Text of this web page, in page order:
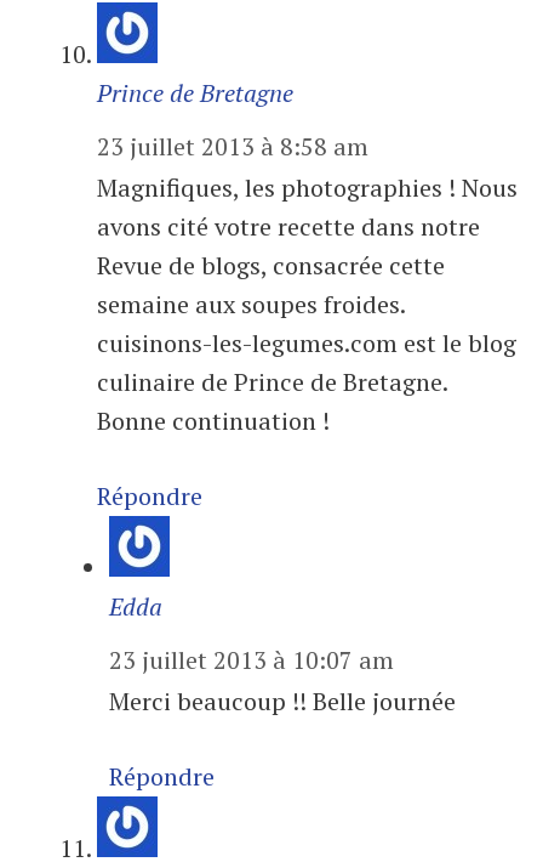
Prince de Bretagne
23 juillet 2013 à 8:58 am
Magnifiques, les photographies ! Nous
avons cité votre recette dans notre
Revue de blogs, consacrée cette
semaine aux soupes froides.
cuisinons-les-legumes.com est le blog
culinaire de Prince de Bretagne.
Bonne continuation !
Répondre
Edda
23 juillet 2013 à 10:07 am
Merci beaucoup !! Belle journée
Répondre